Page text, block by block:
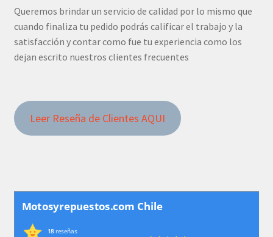
Queremos brindar un servicio de calidad por lo mismo que
cuando finaliza tu pedido podrás calificar el trabajo y la
satisfacción y contar como fue tu experiencia como los
dejan escrito nuestros clientes frecuentes
Leer Reseña de Clientes AQUI
Motosyrepuestos.com Chile
18reseñas